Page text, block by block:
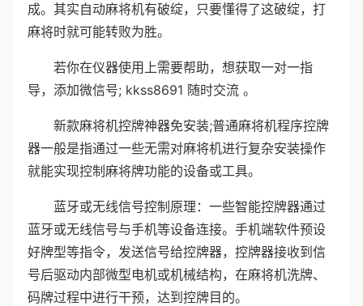
成。其实自动麻将机有破绽，只要懂得了这破绽，打
麻将时就可能转败为胜。
若你在仪器使用上需要帮助，想获取一对一指
导，添加微信号; kkss8691 随时交流 。
新款麻将机控牌神器免安装;普通麻将机程序控牌
器一般是指通过一些无需对麻将机进行复杂安装操作
就能实现控制麻将牌功能的设备或工具。
蓝牙或无线信号控制原理：一些智能控牌器通过
蓝牙或无线信号与手机等设备连接。手机端软件预设
好牌型等指令，发送信号给控牌器，控牌器接收到信
号后驱动内部微型电机或机械结构，在麻将机洗牌、
码牌过程中进行干预，达到控牌目的。